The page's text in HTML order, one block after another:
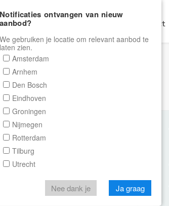
Zoeken Contact
van de woning.
Notificaties ontvangen van nieuw
aanbod?
We gebruiken je locatie om relevant aanbod te
laten zien.
Amsterdam
Arnhem
Den Bosch
Eindhoven
Groningen
Nijmegen
Rotterdam
Tilburg
Utrecht
Nee dank je Ja graag